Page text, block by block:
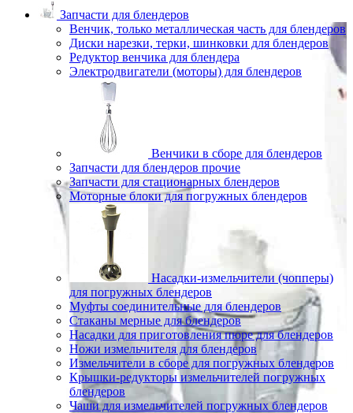
Запчасти для блендеров
Венчик, только металлическая часть для блендеров
Диски нарезки, терки, шинковки для блендеров
Редуктор венчика для блендера
Электродвигатели (моторы) для блендеров
Венчики в сборе для блендеров
Запчасти для блендеров прочие
Запчасти для стационарных блендеров
Моторные блоки для погружных блендеров
Насадки-измельчители (чопперы)
для погружных блендеров
Муфты соединительные для блендеров
Стаканы мерные для блендеров
Насадки для приготовления пюре для блендеров
Ножи измельчителя для блендеров
Измельчители в сборе для погружных блендеров
Крышки-редукторы измельчителей погружных
блендеров
Чаши для измельчителей погружных блендеров